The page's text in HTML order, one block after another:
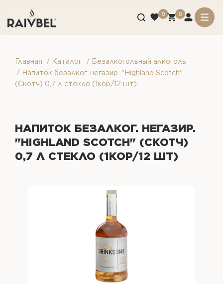
0 0
Главная / Каталог / Безалкогольный алкоголь
/ Напиток безалког. негазир. "Highland Scotch"
(Скотч) 0,7 л стекло (1кор/12 шт)
НАПИТОК БЕЗАЛКОГ. НЕГАЗИР.
"HIGHLAND SCOTCH" (СКОТЧ)
0,7 Л СТЕКЛО (1КОР/12 ШТ)